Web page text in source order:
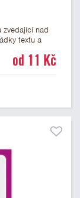
zvedající nad
textu a
pro
od 11 Kč